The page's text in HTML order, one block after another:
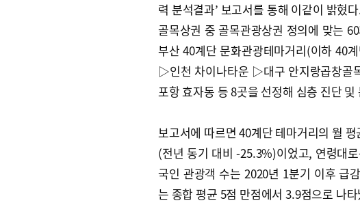
력 분석결과’ 보고서를 통해 이같이 밝혔
골목상권 중 골목관광상권 정의에 맞는
부산 40계단 문화관광테마거리(이하
▷인천 차이나타운 ▷대구 안지랑곱창
포항 효자동 등 8곳을 선정해 심층 진단
보고서에 따르면 40계단 테마거리의 월
(전년 동기 대비 -25.3%)이었고, 연령대
국인 관광객 수는 2020년 1분기 이후 급
는 종합 평균 5점 만점에서 3.9점으로 나